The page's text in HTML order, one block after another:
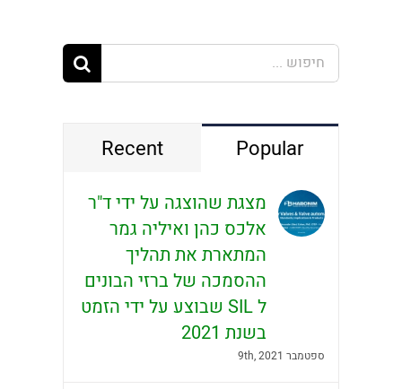
חיפוש...
Popular
Recent
מצגת שהוצגה על ידי ד"ר
אלכס כהן ואיליה גמר
המתארת את תהליך
ההסמכה של ברזי הבונים
ל SIL שבוצע על ידי הזמט
בשנת 2021
ספטמבר 9th, 2021